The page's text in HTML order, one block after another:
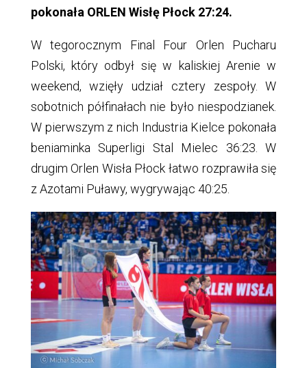
pokonała ORLEN Wisłę Płock 27:24.
W tegorocznym Final Four Orlen Pucharu
Polski, który odbył się w kaliskiej Arenie w
weekend, wzięły udział cztery zespoły. W
sobotnich półfinałach nie było niespodzianek.
W pierwszym z nich Industria Kielce pokonała
beniaminka Superligi Stal Mielec 36:23. W
drugim Orlen Wisła Płock łatwo rozprawiła się
z Azotami Puławy, wygrywając 40:25.